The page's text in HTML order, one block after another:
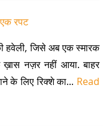
हवेली, जिसे अब एक स्मारक
नज़र नहीं आया. बाहर
के लिए रिक्शे का... Read